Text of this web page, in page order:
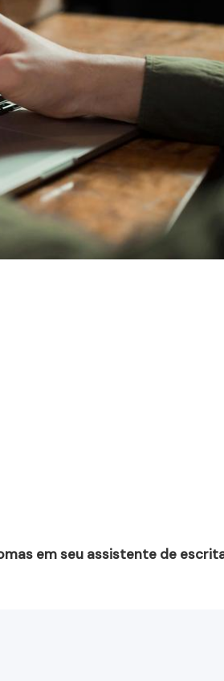
em seu assistente de